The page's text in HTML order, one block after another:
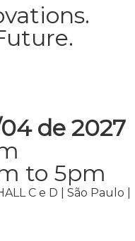
de 2027
to 5pm
C e D | São Paulo |